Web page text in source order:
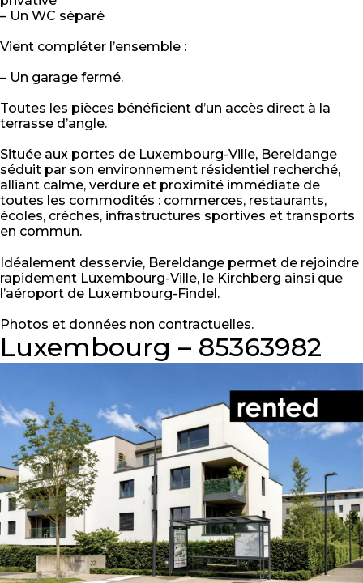
– Un WC séparé
Vient compléter l’ensemble :
– Un garage fermé.
Toutes les pièces bénéficient d’un accès direct à la
terrasse d’angle.
Située aux portes de Luxembourg-Ville, Bereldange
séduit par son environnement résidentiel recherché,
alliant calme, verdure et proximité immédiate de
toutes les commodités : commerces, restaurants,
écoles, crèches, infrastructures sportives et transports
en commun.
Idéalement desservie, Bereldange permet de rejoindre
rapidement Luxembourg-Ville, le Kirchberg ainsi que
l’aéroport de Luxembourg-Findel.
Photos et données non contractuelles.
Luxembourg – 85363982